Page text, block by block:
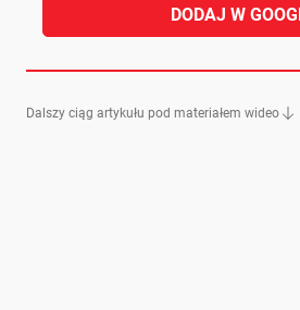
DODAJ W
Dalszy ciąg artykułu pod materiałem wideo